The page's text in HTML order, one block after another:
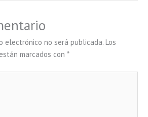
electrónico no será publicada. Los
marcados con *